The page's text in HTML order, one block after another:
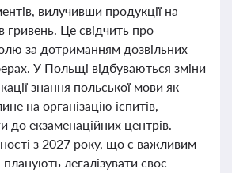
вилучивши продукції на
гривень. Це свідчить про
за дотриманням дозвільних
У Польщі відбуваються зміни
знання польської мови як
на організацію іспитів,
до екзаменаційних центрів.
з 2027 року, що є важливим
планують легалізувати своє